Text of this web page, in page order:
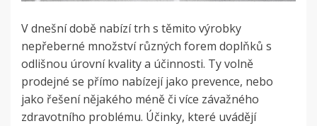
V dnešní době nabízí trh s těmito výrobky
nepřeberné množství různých forem doplňků s
odlišnou úrovní kvality a účinnosti. Ty volně
prodejné se přímo nabízejí jako prevence, nebo
jako řešení nějakého méně či více závažného
zdravotního problému. Účinky, které uvádějí